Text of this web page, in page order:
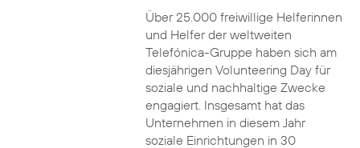
Über 25.000 freiwillige Helferinnen
und Helfer der weltweiten
Telefónica-Gruppe haben sich am
diesjährigen Volunteering Day für
soziale und nachhaltige Zwecke
engagiert. Insgesamt hat das
Unternehmen in diesem Jahr
soziale Einrichtungen in 30